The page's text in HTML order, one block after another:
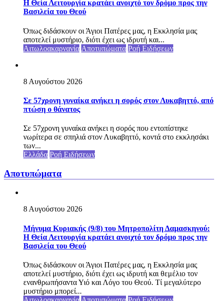
Η Θεία Λειτουργία κρατάει ανοιχτό τον δρόμο προς την
Βασιλεία του Θεού
Όπως διδάσκουν οι Άγιοι Πατέρες μας, η Εκκλησία μας
αποτελεί μυστήριο, διότι έχει ως ιδρυτή και...
Αιτωλοακαρνανία Αποτυπώματα Ροή Ειδήσεων
8 Αυγούστου 2026
Σε 57χρονη γυναίκα ανήκει η σορός στον Λυκαβηττό, από
πτώση ο θάνατος
Σε 57χρονη γυναίκα ανήκει η σορός που εντοπίστηκε
νωρίτερα σε σπηλιά στον Λυκαβηττό, κοντά στο εκκλησάκι
των...
Ελλάδα Ροή Ειδήσεων
Αποτυπώματα
8 Αυγούστου 2026
Μήνυμα Κυριακής (9/8) του Μητροπολίτη Δαμασκηνού:
Η Θεία Λειτουργία κρατάει ανοιχτό τον δρόμο προς την
Βασιλεία του Θεού
Όπως διδάσκουν οι Άγιοι Πατέρες μας, η Εκκλησία μας
αποτελεί μυστήριο, διότι έχει ως ιδρυτή και θεμέλιο τον
ενανθρωπήσαντα Υιό και Λόγο του Θεού. Τί μεγαλύτερο
μυστήριο μπορεί...